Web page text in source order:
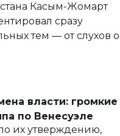
Касым-Жомарт
сразу
тем — от слухов о
и личного здоровья.
власти: громкие
по Венесуэле
их утверждению,